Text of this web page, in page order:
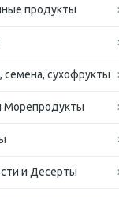
продукты
семена, сухофрукты
Морепродукты
и Десерты